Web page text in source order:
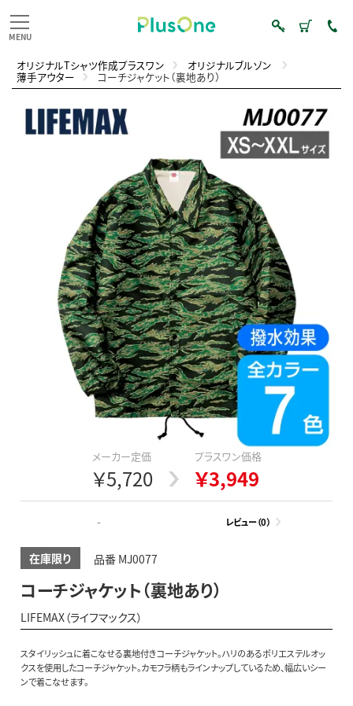
オリジナルTシャツ作成プラスワン オリジナルブルゾン
薄手アウター コーチジャケット（裏地あり）
メーカー定価
￥5,720
プラスワン価格
￥3,949
- レビュー（0）
在庫限り 品番 MJ0077
コーチジャケット（裏地あり）
LIFEMAX（ライフマックス）
スタイリッシュに着こなせる裏地付きコーチジャケット。ハリのあるポリエステルオッ
クスを使用したコーチジャケット。カモフラ柄もラインナップしているため、幅広いシー
ンで着こなせます。